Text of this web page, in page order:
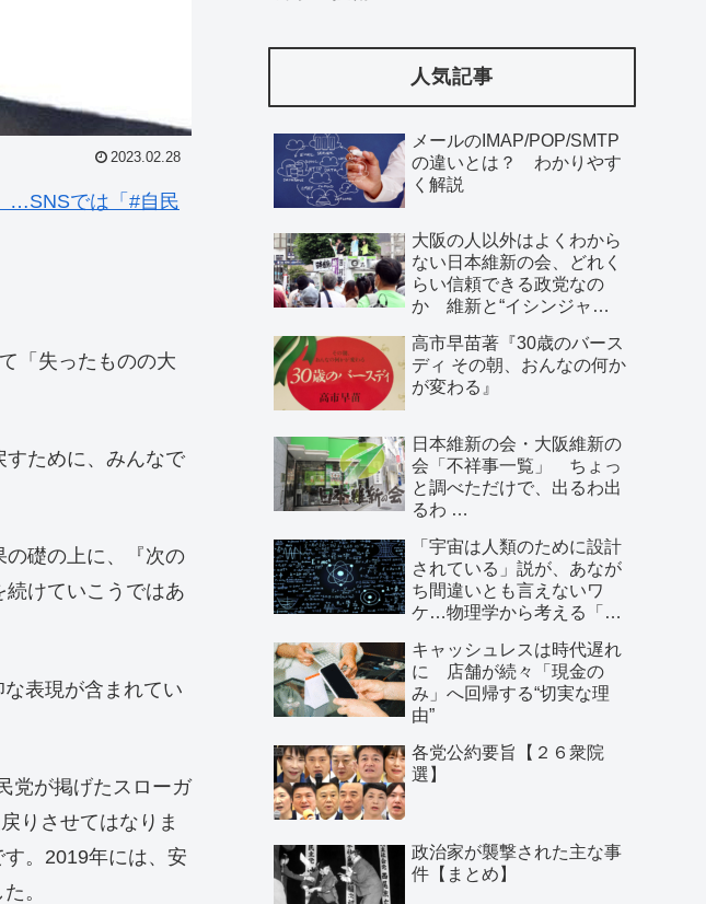
2023.02.28
…SNSでは「#自民
「失ったものの大
すために、みんなで
礎の上に、『次の
けていこうではあ
表現が含まれてい
党が掲げたスローガ
りさせてはなりま
。2019年には、安
。
人気記事
メールのIMAP/POP/SMTP
の違いとは？ わかりやす
く解説
大阪の人以外はよくわから
ない日本維新の会、どれく
らい信頼できる政党なの
か 維新と“イシンジャ
る、大阪で起きていること
高市早苗著『30歳のバース
ディ その朝、おんなの何か
が変わる』
日本維新の会・大阪維新の
会「不祥事一覧」 ちょっ
と調べただけで、出るわ出
るわ …
「宇宙は人類のために設計
されている」説が、あなが
ち間違いとも言えないワ
ケ…物理学から考える「こ
キャッシュレスは時代遅れ
に 店舗が続々「現金の
み」へ回帰する“切実な理
由”
各党公約要旨【２６衆院
選】
政治家が襲撃された主な事
件【まとめ】